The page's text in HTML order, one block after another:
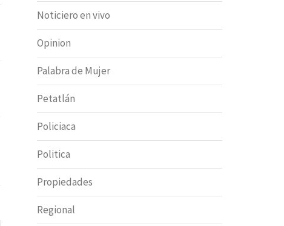
Noticiero en vivo
Opinion
Palabra de Mujer
Petatlán
Policiaca
Politica
Propiedades
Regional